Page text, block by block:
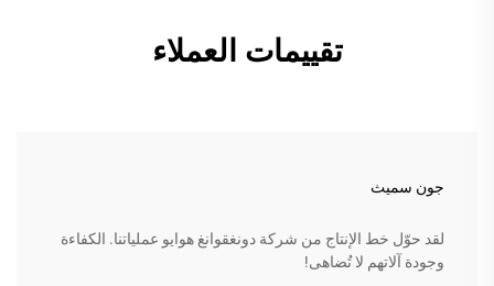
تقييمات العملاء
جون سميث
لقد حوّل خط الإنتاج من شركة دونغقوانغ هوايو عملياتنا. الكفاءة
وجودة آلاتهم لا تُضاهى!